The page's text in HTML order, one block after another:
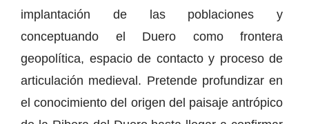
implantación de las poblaciones y
conceptuando el Duero como frontera
geopolítica, espacio de contacto y proceso de
articulación medieval. Pretende profundizar en
el conocimiento del origen del paisaje antrópico